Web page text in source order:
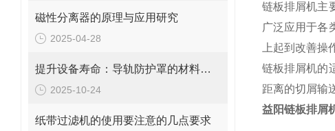
磁性分离器的原理与应用研究
2025-04-28
提升设备寿命：导轨防护罩的材料选择与优化
2025-10-24
纸带过滤机的使用要注意的几点要求
链板排屑机主
广泛应用于各
上起到改善
链板排屑机的
距离的切屑输
益阳链板排屑